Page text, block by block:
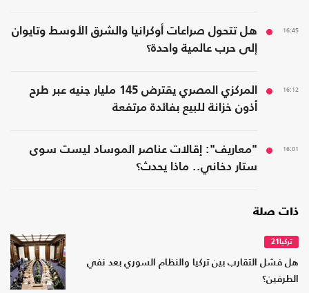
16:45
هل تتحول صراعات أوكرانيا والشرق الأوسط وتايوان
إلى حرب عالمية واحدة؟
16:12
المركزي المصري يقترض 145 مليار جنيه عبر طرح
أذون خزانة للبيع بفائدة مرتفعة
16:01
"معاريف": إقالات عناصر الموساد ليست سوى
ستار دخاني.. ماذا يحدث؟
ذات صلة
تركيا21
هل فشل التقارب بين تركيا والنظام السوري بعد نفي
الطرفين؟